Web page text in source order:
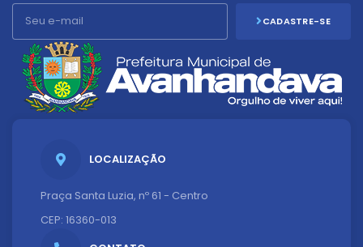
LOCALIZAÇÃO
Praça Santa Luzia, nº 61 - Centro
CEP: 16360-013
CADASTRE-SE